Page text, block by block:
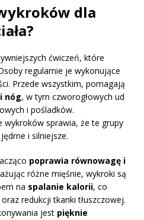
dla
ćwiczeń, które
regularnie je wykonujące
Przede wszystkim, pomagają
nóg, w tym czworogłowych ud
i pośladków.
wykroków sprawia, że te grupy
i silniejsze.
poprawia równowagę i
różne mięśnie, wykroki są
na spalanie kalorii, co
redukcji tkanki tłuszczowej.
jest pięknie